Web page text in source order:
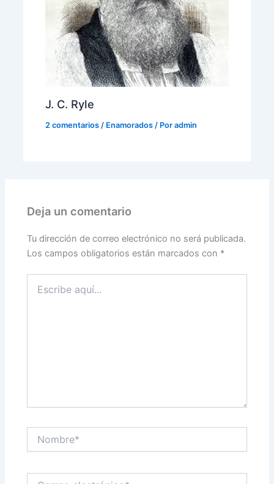
J. C. Ryle
2 comentarios / Enamorados / Por admin
Deja un comentario
Tu dirección de correo electrónico no será publicada.
Los campos obligatorios están marcados con *
aquí...